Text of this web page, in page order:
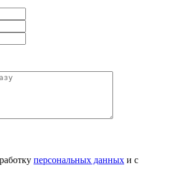
персональных данных и с